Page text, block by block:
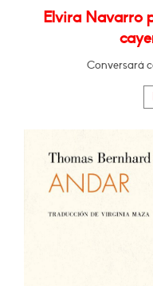
Elvira Navarro
Conversará